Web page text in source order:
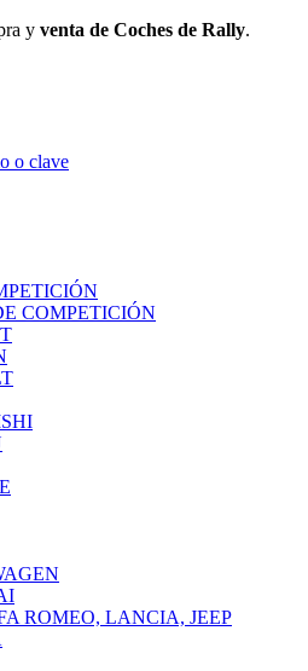
y venta de Coches de Rally.
o clave
COMPETICIÓN
ROMEO, LANCIA, JEEP